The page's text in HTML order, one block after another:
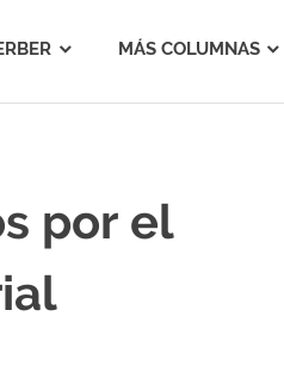
MÁS COLUMNAS
por el